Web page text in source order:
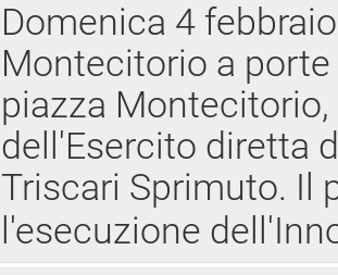
Domenica 4
Montecitorio a
piazza
dell'Esercito diretta
Triscari Sprimuto. Il
l'esecuzione